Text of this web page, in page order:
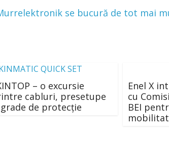
se bucură de tot mai
– o excursie
cabluri, presetupe
de protecție
Enel X
cu
BEI